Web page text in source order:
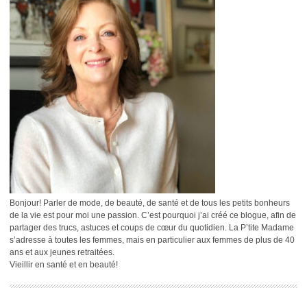
Bonjour! Parler de mode, de beauté, de santé et de tous les petits bonheurs
de la vie est pour moi une passion. C’est pourquoi j’ai créé ce blogue, afin de
partager des trucs, astuces et coups de cœur du quotidien. La P’tite Madame
s’adresse à toutes les femmes, mais en particulier aux femmes de plus de 40
ans et aux jeunes retraitées.
Vieillir en santé et en beauté!